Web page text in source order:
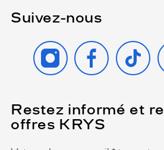
Suivez-nous
INSTAGRAMFACEBOOK
TIKTOK
Restez informé et
offres KRYS
Name
(Ce
champ
est
obligatoire)